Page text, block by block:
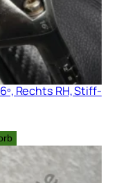
Rechts RH, Stiff-